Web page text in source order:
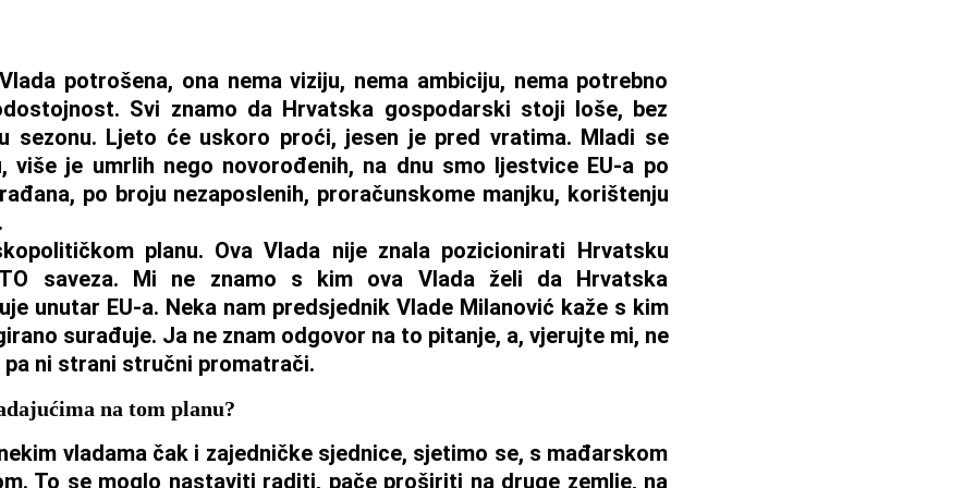
potrošena, ona nema viziju, nema ambiciju, nema potrebno
Svi znamo da Hrvatska gospodarski stoji loše, bez
sezonu. Ljeto će uskoro proći, jesen je pred vratima. Mladi se
više je umrlih nego novorođenih, na dnu smo ljestvice EU-a po
po broju nezaposlenih, proračunskome manjku, korištenju
planu. Ova Vlada nije znala pozicionirati Hrvatsku
saveza. Mi ne znamo s kim ova Vlada želi da Hrvatska
unutar EU-a. Neka nam predsjednik Vlade Milanović kaže s kim
surađuje. Ja ne znam odgovor na to pitanje, a, vjerujte mi, ne
pa ni strani stručni promatrači.
na tom planu?
vladama čak i zajedničke sjednice, sjetimo se, s mađarskom
To se moglo nastaviti raditi, pače proširiti na druge zemlje, na